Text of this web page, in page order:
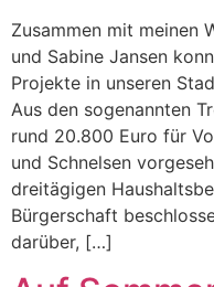
Zusammen mit meinen
und Sabine Jansen
Projekte in unseren
Aus den sogenannten
rund 20.800 Euro für
und Schnelsen
dreitägigen
Bürgerschaft
darüber, […]